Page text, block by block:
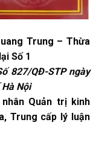
Trung – Thừa
Số 1
827/QĐ-STP ngày
Nội
Quản trị kinh
Trung cấp lý luận